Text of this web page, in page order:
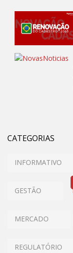
CATEGORIAS
INFORMATIVO
GESTÃO
MERCADO
REGULATÓRIO